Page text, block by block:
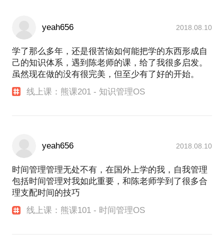
yeah656 2018.08.10
学了那么多年，还是很苦恼如何能把学的东西形成自
己的知识体系，遇到陈老师的课，给了我很多启发。
虽然现在做的没有很完美，但至少有了好的开始。
线上课：熊课201 - 知识管理OS
yeah656 2018.08.10
时间管理管理无处不有，在国外上学的我，自我管理
包括时间管理对我如此重要，和陈老师学到了很多合
理支配时间的技巧
线上课：熊课101 - 时间管理OS